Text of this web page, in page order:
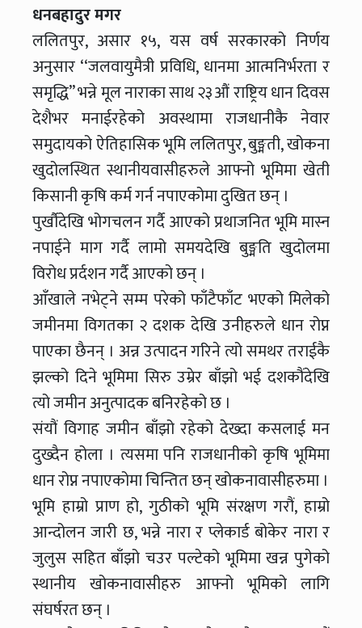
धनबहादुर मगर
ललितपुर, असार १५, यस वर्ष सरकारको निर्णय
अनुसार ‘‘जलवायुमैत्री प्रविधि, धानमा आत्मनिर्भरता र
समृद्धि’’ भन्ने मूल नाराका साथ २३औं राष्ट्रिय धान दिवस
देशैभर मनाईरहेको अवस्थामा राजधानीकै नेवार
समुदायको ऐतिहासिक भूमि ललितपुर, बुङ्मती, खोकना
खुदोलस्थित स्थानीयवासीहरुले आफ्नो भूमिमा खेती
किसानी कृषि कर्म गर्न नपाएकोमा दुखित छन् ।
पुर्खौदेखि भोगचलन गर्दै आएको प्रथाजनित भूमि मास्न
नपाईने माग गर्दै लामो समयदेखि बुङ्मति खुदोलमा
विरोध प्रर्दशन गर्दै आएको छन् ।
आँखाले नभेट्ने सम्म परेको फाँटैफाँट भएको मिलेको
जमीनमा विगतका २ दशक देखि उनीहरुले धान रोप्न
पाएका छैनन् । अन्न उत्पादन गरिने त्यो समथर तराईकै
झल्को दिने भूमिमा सिरु उम्रेर बाँझो भई दशकौंदेखि
त्यो जमीन अनुत्पादक बनिरहेको छ ।
संयौं विगाह जमीन बाँझो रहेको देख्दा कसलाई मन
दुख्दैन होला । त्यसमा पनि राजधानीको कृषि भूमिमा
धान रोप्न नपाएकोमा चिन्तित छन् खोकनावासीहरुमा ।
भूमि हाम्रो प्राण हो, गुठीको भूमि संरक्षण गरौं, हाम्रो
आन्दोलन जारी छ, भन्ने नारा र प्लेकार्ड बोकेर नारा र
जुलुस सहित बाँझो चउर पल्टेको भूमिमा खन्न पुगेको
स्थानीय खोकनावासीहरु आफ्नो भूमिको लागि
संघर्षरत छन् ।